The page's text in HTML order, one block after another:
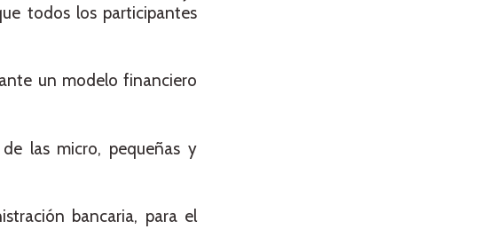
todos los participantes
un modelo financiero
las micro, pequeñas y
bancaria, para el